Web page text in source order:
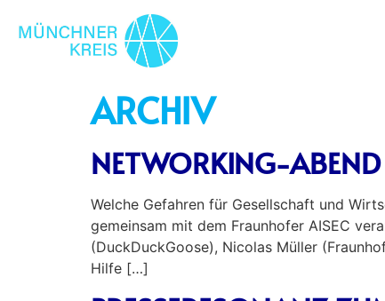
ARCHIV
NETWORKING-
Welche Gefahren für Gesellschaft und
gemeinsam mit dem Fraunhofer AISEC
(DuckDuckGoose), Nicolas Müller
Hilfe […]